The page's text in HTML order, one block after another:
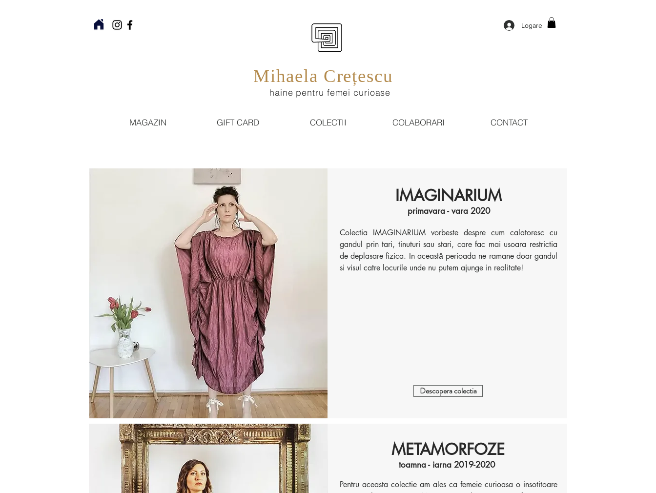
Logare
Mihaela Crețescu
haine pentru femei curioase
MAGAZIN GIFT CARD COLECTII COLABORARI CONTACT
IMAGINARIUM
primavara - vara 2020
Colectia IMAGINARIUM vorbeste despre cum calatoresc cu
gandul prin tari, tinuturi sau stari, care fac mai usoara restrictia
de deplasare fizica. In această perioada ne ramane doar gandul
si visul catre locurile unde nu putem ajunge in realitate!
METAMORFOZE
toamna - iarna 2019-2020
Pentru aceasta colectie am ales ca femeie curioasa o insotitoare
Descopera colectia